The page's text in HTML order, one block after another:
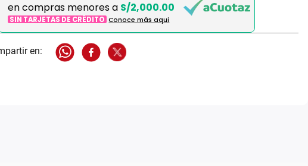
en compras menores a S/2,000.00
SIN TARJETAS DE CRÉDITO Conoce más aqui